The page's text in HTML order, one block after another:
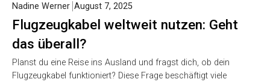
Flugzeugkabel weltweit nutzen: Geht
das überall?
Nadine Werner August 7, 2025
Planst du eine Reise ins Ausland und fragst dich, ob dein
Flugzeugkabel funktioniert? Diese Frage beschäftigt viele